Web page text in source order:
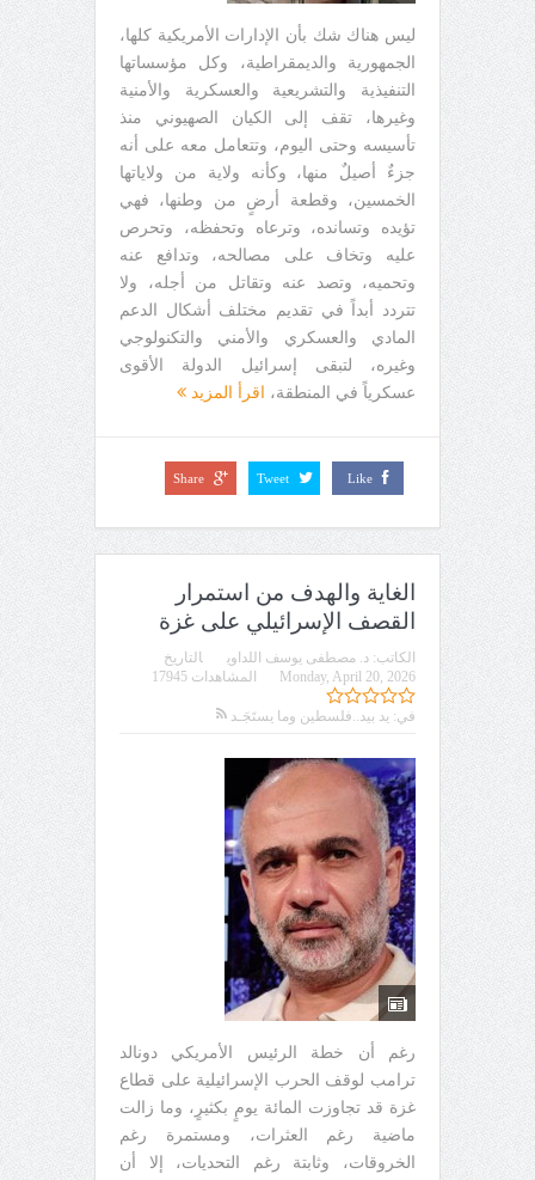
ليس هناك شك بأن الإدارات الأمريكية كلها،
الجمهورية والديمقراطية، وكل مؤسساتها
التنفيذية والتشريعية والعسكرية والأمنية
وغيرها، تقف إلى الكيان الصهيوني منذ
تأسيسه وحتى اليوم، وتتعامل معه على أنه
جزءٌ أصيلٌ منها، وكأنه ولاية من ولاياتها
الخمسين، وقطعة أرضٍ من وطنها، فهي
تؤيده وتسانده، وترعاه وتحفظه، وتحرص
عليه وتخاف على مصالحه، وتدافع عنه
وتحميه، وتصد عنه وتقاتل من أجله، ولا
تتردد أبداً في تقديم مختلف أشكال الدعم
المادي والعسكري والأمني والتكنولوجي
وغيره، لتبقى إسرائيل الدولة الأقوى
عسكرياً في المنطقة،
اقرأ المزيد
Like
Tweet
Share
الغاية والهدف من استمرار
القصف الإسرائيلي على غزة
الكاتب: د. مصطفى يوسف اللداوي
التاريخ
Monday, April 20, 2026
في: يد بيد..فلسطين وما يستَجَـد
المشاهدات 17945
رغم أن خطة الرئيس الأمريكي دونالد
ترامب لوقف الحرب الإسرائيلية على قطاع
غزة قد تجاوزت المائة يومٍ بكثيرٍ، وما زالت
ماضية رغم العثرات، ومستمرة رغم
الخروقات، وثابتة رغم التحديات، إلا أن